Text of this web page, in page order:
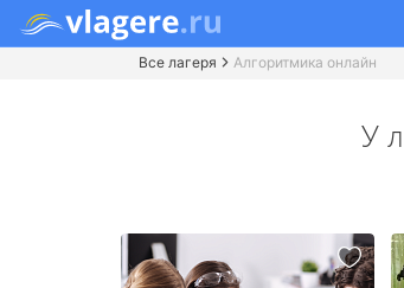
Все лагеря Алгоритмика онлайн
У